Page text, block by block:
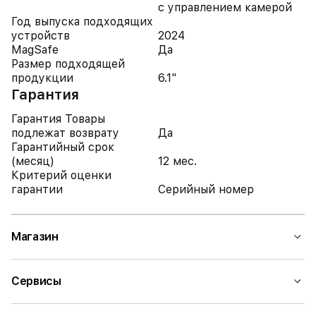
с управлением камерой
Год выпуска подходящих
устройств
2024
MagSafe
Да
Размер подходящей
продукции
6.1"
Гарантия
Гарантия Товары
подлежат возврату
Да
Гарантийный срок
(месяц)
12 мес.
Критерий оценки
гарантии
Серийный номер
Магазин
Сервисы